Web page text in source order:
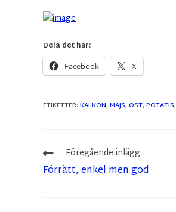
Dela det här:
Facebook X
ETIKETTER: KALKON, MAJS, OST, POTATIS,
Föregående inlägg
Förrätt, enkel men god